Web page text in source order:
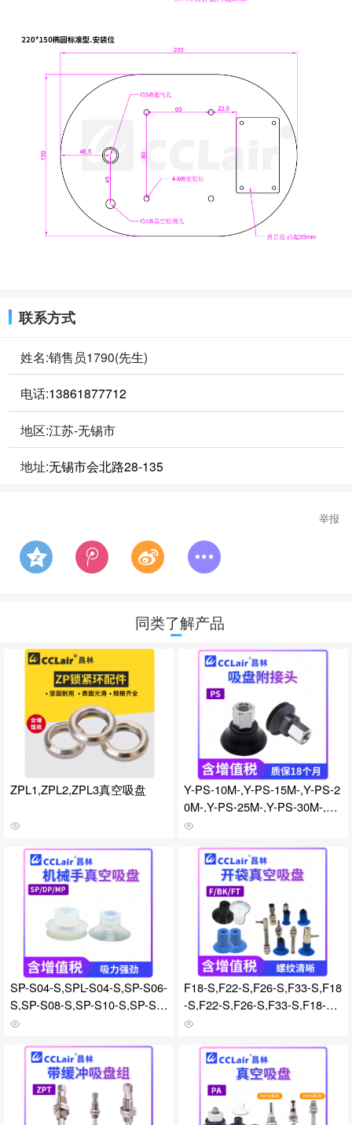
联系方式
姓名:销售员1790(先生)
电话:13861877712
地区:江苏-无锡市
地址:无锡市会北路28-135
举报
同类了解产品
ZPL1,ZPL2,ZPL3真空吸盘
Y-PS-10M-,Y-PS-15M-,Y-PS-2
0M-,Y-PS-25M-,Y-PS-30M-,Y-
PS-35M-,Y-PS-40M-,Y-PS-50
-20F-,Y-PS-25F-,Y-PS-30F-,Y-
PS-35F-,Y-PS-40F-,Y-PS-50F
-,Y-PS-10JM-,Y-PS-15JM-,Y-P
S-20JM-,Y-PS-25JM-,Y-PS-30
JM-,Y-PS-35JM-真空吸盘
SP-S04-S,SPL-S04-S,SP-S06-
S,SP-S08-S,SP-S10-S,SP-S1
2-S,SP-S15-S,SP-S20-S,SP-S
S06-S,DP-S08-S,DP-S10-S,D
P-S12-S,DP-S15-S,MP-S04-S,
MP-S06-S,MP-S08-S,MP-S10-
S,MP-S12-S,MP-S15-S,SP-06-
F18-S,F22-S,F26-S,F33-S,F18
-S,F22-S,F26-S,F33-S,F18-N
E F22-NE,F26-NE,F33-NE,F1
8-S,BK-22-S,BK-26-S,BK-33-
S,BK-18-S,BK-22-S,BK-26-S,B
K-33-S,BK-18-NE,BK-22-NE,B
K-26-NE,BK-33-NE,BK-18-N,B